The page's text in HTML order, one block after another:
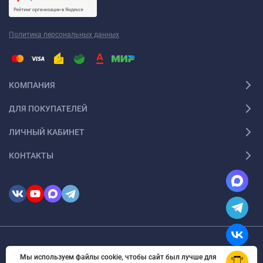
монтажа:
Прямые цветные вставки
представляют собой прямую полосу из ПВХ-плёнки,
различных цветах и оттенках, что позволяет подобрать
цветных вставок, который представляет собой полосу из
ПВХ-плёнки с фигурным краем. Фигурные цветные вставки
могут быть выполнены в виде волн, зигзагов, кругов и
других геометрических фигур. Они позволяют создавать
уникальные и оригинальные дизайны, которые будут
— это вид цветных вставок,
Политика персональных данных
КОМПАНИЯ
ДЛЯ ПОКУПАТЕЛЕЙ
ЛИЧНЫЙ КАБИНЕТ
КОНТАКТЫ
Мы используем файлы cookie, чтобы сайт был лучше для